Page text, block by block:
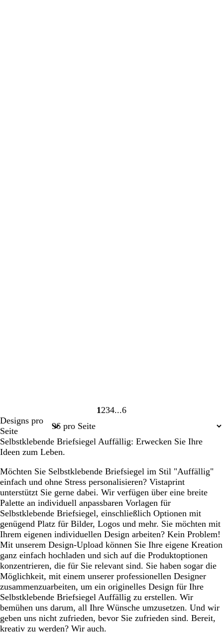
Seite
1 Seite
2 Seite
3Seite
4
Seite
6
Designs pro
Seite
Selbstklebende Briefsiegel Auffällig: Erwecken Sie Ihre
Ideen zum Leben.
Möchten Sie Selbstklebende Briefsiegel im Stil "Auffällig"
einfach und ohne Stress personalisieren? Vistaprint
unterstützt Sie gerne dabei. Wir verfügen über eine breite
Palette an individuell anpassbaren Vorlagen für
Selbstklebende Briefsiegel, einschließlich Optionen mit
genügend Platz für Bilder, Logos und mehr. Sie möchten mit
Ihrem eigenen individuellen Design arbeiten? Kein Problem!
Mit unserem Design-Upload können Sie Ihre eigene Kreation
ganz einfach hochladen und sich auf die Produktoptionen
konzentrieren, die für Sie relevant sind. Sie haben sogar die
Möglichkeit, mit einem unserer professionellen Designer
zusammenzuarbeiten, um ein originelles Design für Ihre
Selbstklebende Briefsiegel Auffällig zu erstellen. Wir
bemühen uns darum, all Ihre Wünsche umzusetzen. Und wir
geben uns nicht zufrieden, bevor Sie zufrieden sind. Bereit,
kreativ zu werden? Wir auch.